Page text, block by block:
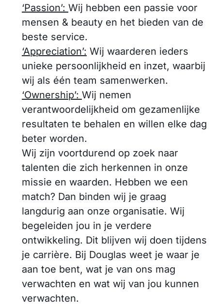
‘Passion’: Wij hebben een passie voor
mensen & beauty en het bieden van de
beste service.
‘Appreciation’: Wij waarderen ieders
unieke persoonlijkheid en inzet, waarbij
wij als één team samenwerken.
‘Ownership’: Wij nemen
verantwoordelijkheid om gezamenlijke
resultaten te behalen en willen elke dag
beter worden.
Wij zijn voortdurend op zoek naar
talenten die zich herkennen in onze
missie en waarden. Hebben we een
match? Dan binden wij je graag
langdurig aan onze organisatie. Wij
begeleiden jou in je verdere
ontwikkeling. Dit blijven wij doen tijdens
je carrière. Bij Douglas weet je waar je
aan toe bent, wat je van ons mag
verwachten en wat wij van jou kunnen
verwachten.